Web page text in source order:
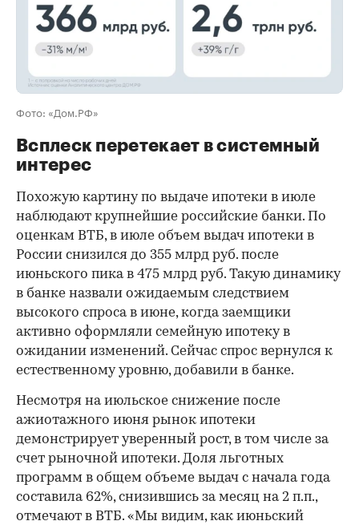
Фото: «Дом.РФ»
Всплеск перетекает в системный
интерес
Похожую картину по выдаче ипотеки в июле
наблюдают крупнейшие российские банки. По
оценкам ВТБ, в июле объем выдач ипотеки в
России снизился до 355 млрд руб. после
июньского пика в 475 млрд руб. Такую динамику
в банке назвали ожидаемым следствием
высокого спроса в июне, когда заемщики
активно оформляли семейную ипотеку в
ожидании изменений. Сейчас спрос вернулся к
естественному уровню, добавили в банке.
Несмотря на июльское снижение после
ажиотажного июня рынок ипотеки
демонстрирует уверенный рост, в том числе за
счет рыночной ипотеки. Доля льготных
программ в общем объеме выдач с начала года
составила 62%, снизившись за месяц на 2 п.п.,
отмечают в ВТБ. «Мы видим, как июньский